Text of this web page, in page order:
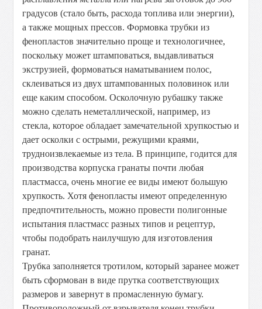
градусов (стало быть, расхода топлива или энергии),
а также мощных прессов. Формовка трубки из
фенопластов значительно проще и технологичнее,
поскольку может штамповаться, выдавливаться
экструзией, формоваться наматыванием полос,
склеиваться из двух штампованных половинок или
еще каким способом. Осколочную рубашку также
можно сделать неметаллической, например, из
стекла, которое обладает замечательной хрупкостью и
дает осколки с острыми, режущими краями,
трудноизвлекаемые из тела. В принципе, годится для
производства корпуска гранаты почти любая
пластмасса, очень многие ее виды имеют большую
хрупкость. Хотя фенопласты имеют определенную
предпочтительность, можно провести полигонные
испытания пластмасс разных типов и рецептур,
чтобы подобрать наилучшую для изготовления
гранат.
Трубка заполняется тротилом, который заранее может
быть сформован в виде прутка соответствующих
размеров и завернут в промасленную бумагу.